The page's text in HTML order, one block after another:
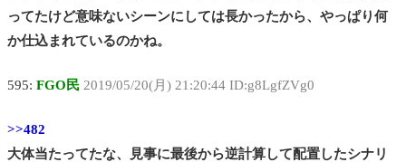
ってたけど意味ないシーンにしては長かったから、やっぱり何
か仕込まれているのかね。
595: FGO民 2019/05/20(月) 21:20:44 ID:g8LgfZVg0
>>482
大体当たってたな、見事に最後から逆計算して配置したシナリ